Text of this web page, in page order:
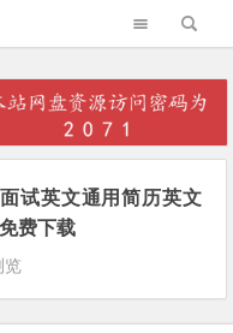
on null in/www/wwwroot/ziliaocangku.cn/wp-content/themes/Begin/inc/type-navigation.php
试英文通用简历英文
费下载
览